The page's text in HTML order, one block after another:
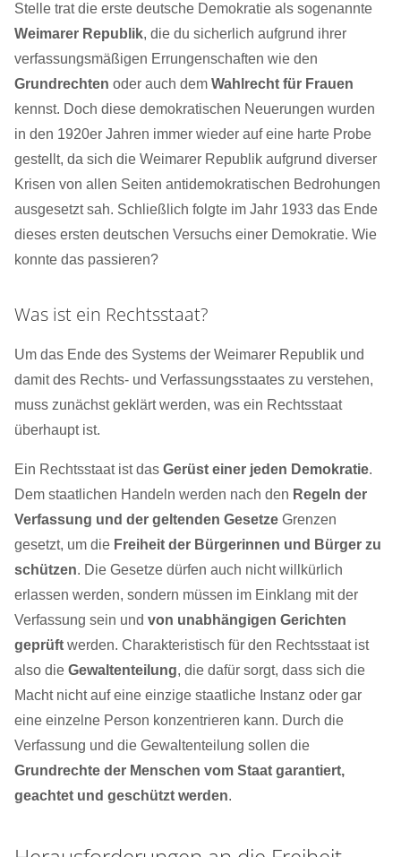
Stelle trat die erste deutsche Demokratie als sogenannte
Weimarer Republik, die du sicherlich aufgrund ihrer
verfassungsmäßigen Errungenschaften wie den
Grundrechten oder auch dem Wahlrecht für Frauen
kennst. Doch diese demokratischen Neuerungen wurden
in den 1920er Jahren immer wieder auf eine harte Probe
gestellt, da sich die Weimarer Republik aufgrund diverser
Krisen von allen Seiten antidemokratischen Bedrohungen
ausgesetzt sah. Schließlich folgte im Jahr 1933 das Ende
dieses ersten deutschen Versuchs einer Demokratie. Wie
konnte das passieren?
Was ist ein Rechtsstaat?
Um das Ende des Systems der Weimarer Republik und
damit des Rechts- und Verfassungsstaates zu verstehen,
muss zunächst geklärt werden, was ein Rechtsstaat
überhaupt ist.
Ein Rechtsstaat ist das Gerüst einer jeden Demokratie.
Dem staatlichen Handeln werden nach den Regeln der
Verfassung und der geltenden Gesetze Grenzen
gesetzt, um die Freiheit der Bürgerinnen und Bürger zu
schützen. Die Gesetze dürfen auch nicht willkürlich
erlassen werden, sondern müssen im Einklang mit der
Verfassung sein und von unabhängigen Gerichten
geprüft werden. Charakteristisch für den Rechtsstaat ist
also die Gewaltenteilung, die dafür sorgt, dass sich die
Macht nicht auf eine einzige staatliche Instanz oder gar
eine einzelne Person konzentrieren kann. Durch die
Verfassung und die Gewaltenteilung sollen die
Grundrechte der Menschen vom Staat garantiert,
geachtet und geschützt werden.